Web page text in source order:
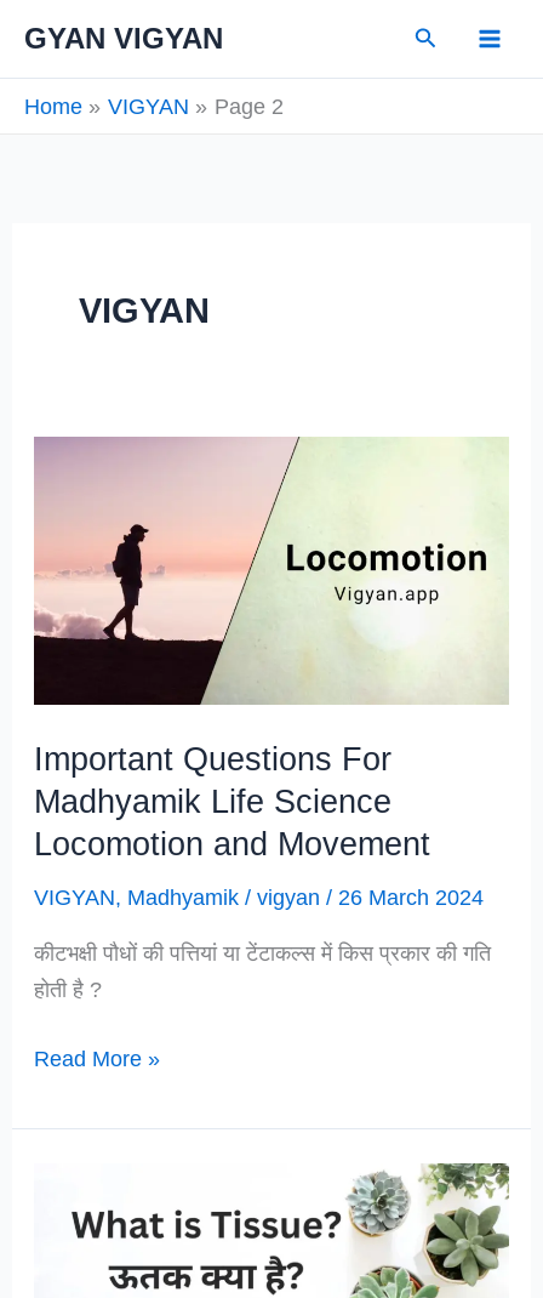
GYAN VIGYAN Search
Home VIGYAN Page 2
VIGYAN
Important Questions For
Madhyamik Life Science
Locomotion and Movement
VIGYAN, Madhyamik /vigyan/ 26 March 2024
कीटभक्षी पौधों की पत्तियां या टेंटाकल्स में किस प्रकार की गति
होती है ?
Important
For
Science
Locomotion
Read More »